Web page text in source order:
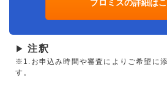
プロミスの詳細は
▶ 注釈
※1.お申込み時間や審査によりご希望に
す。